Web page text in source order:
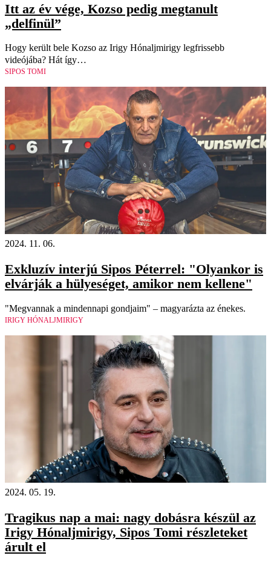
Itt az év vége, Kozso pedig megtanult
„delfinül”
Hogy került bele Kozso az Irigy Hónaljmirigy legfrissebb
videójába? Hát így…
SIPOS TOMI
2024. 11. 06.
Exkluzív interjú Sipos Péterrel: "Olyankor is
elvárják a hülyeséget, amikor nem kellene"
"Megvannak a mindennapi gondjaim" – magyarázta az énekes.
IRIGY HÓNALJMIRIGY
2024. 05. 19.
Tragikus nap a mai: nagy dobásra készül az
Irigy Hónaljmirigy, Sipos Tomi részleteket
árult el